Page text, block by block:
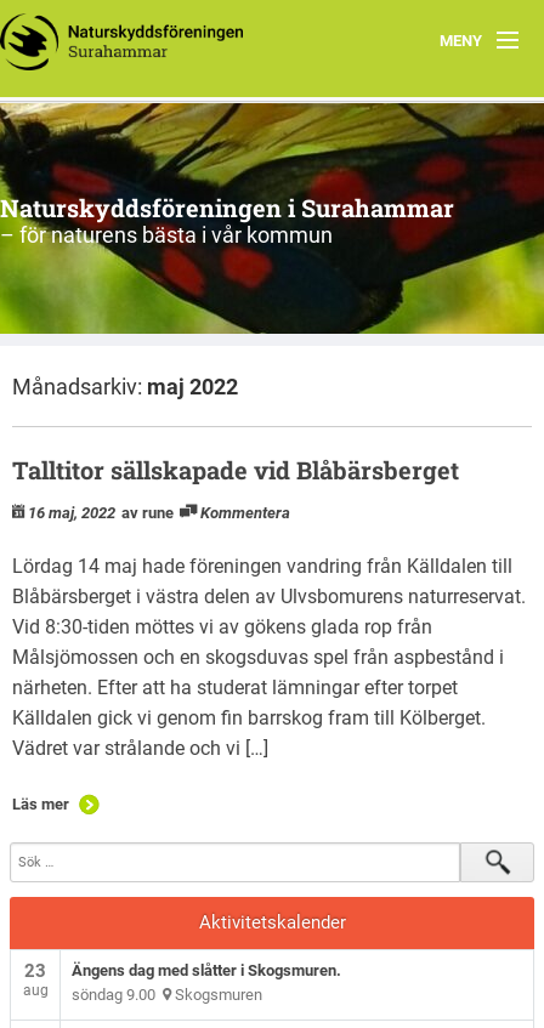
MENY
Hem
Om oss
Aktiviteter
Arkiv
Naturskyddsföreningen i Surahammar
– för naturens bästa i vår kommun
Månadsarkiv: maj 2022
Talltitor sällskapade vid Blåbärsberget
16 maj, 2022 av rune Kommentera
Lördag 14 maj hade föreningen vandring från Källdalen till
Blåbärsberget i västra delen av Ulvsbomurens naturreservat.
Vid 8:30-tiden möttes vi av gökens glada rop från
Målsjömossen och en skogsduvas spel från aspbestånd i
närheten. Efter att ha studerat lämningar efter torpet
Källdalen gick vi genom fin barrskog fram till Kölberget.
Vädret var strålande och vi […]
Läs mer
Aktivitetskalender
23
aug
Ängens dag med slåtter i Skogsmuren.
söndag 9.00 Skogsmuren